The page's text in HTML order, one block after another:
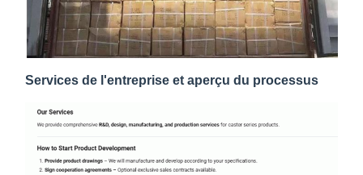
Services de l'entreprise et aperçu du processus